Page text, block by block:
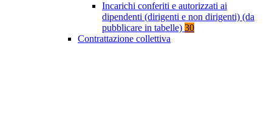
Incarichi conferiti e autorizzati ai
dipendenti (dirigenti e non dirigenti) (da
pubblicare in tabelle) 30
Contrattazione collettiva